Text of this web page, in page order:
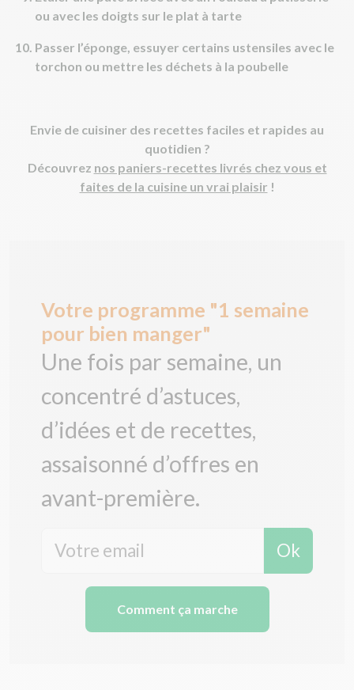
ou avec les doigts sur le plat à tarte
Passer l’éponge, essuyer certains ustensiles avec le
torchon ou mettre les déchets à la poubelle
Envie de cuisiner des recettes faciles et rapides au
quotidien ?
Découvrez nos paniers-recettes livrés chez vous et
faites de la cuisine un vrai plaisir !
Votre programme "1 semaine
pour bien manger"
Une fois par semaine, un
concentré d’astuces,
d’idées et de recettes,
assaisonné d’offres en
avant-première.
Ok
Comment ça marche